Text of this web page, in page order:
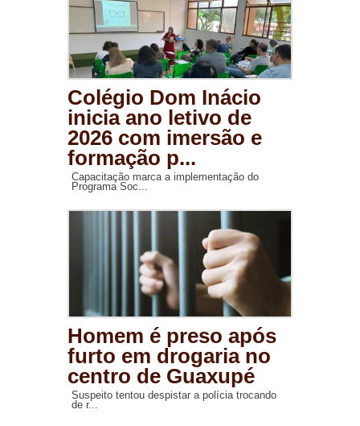
Colégio Dom Inácio
inicia ano letivo de
2026 com imersão e
formação p...
Capacitação marca a implementação do
Programa Soc...
Homem é preso após
furto em drogaria no
centro de Guaxupé
Suspeito tentou despistar a polícia trocando
de r...